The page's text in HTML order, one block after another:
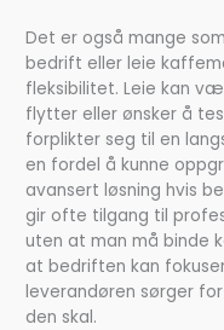
Det er også mange
bedrift eller leie
fleksibilitet. Leie kan
flytter eller ønsker å
forplikter seg til en
en fordel å kunne
avansert løsning hvis
gir ofte tilgang til
uten at man må binde
at bedriften kan
leverandøren sørger
den skal.